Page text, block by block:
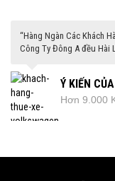
“Hàng Ngàn Các Khách
Công Ty Đông A đều Hài
Ý KIẾN
VỀ DỊCH
Hơn 9.000
khi sử
“Hàng ngàn các khách
tế đã thuê xe và hài lòng
TỔNG
ĐÃ THUÊ
Các Khách
Lái Xe